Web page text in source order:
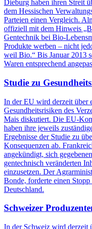
Dieburg haben ihren Streit
dem Hessischen
Parteien einen Vergleich.
offiziell mit dem Hinweis
Gentechnik bei Bio-
Produkte werben – nicht
weil Bio.“ Bis Januar 2013
Waren entsprechend
Studie zu
In der EU wird derzeit über
Gesundheitsrisiken des
Mais diskutiert. Die EU-
haben ihre jeweils
Ergebnisse der Studie zu
Konsequenzen ab.
angekündigt, sich
gentechnisch veränderten
einzusetzen. Der
Bonde, forderte einen
Deutschland.
Schweizer
In der Schweiz wird derzeit